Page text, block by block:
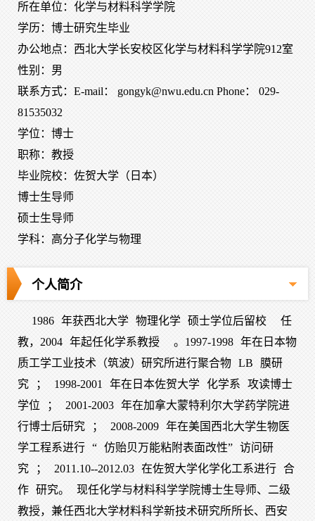
所在单位：化学与材料科学学院
学历：博士研究生毕业
办公地点：西北大学长安校区化学与材料科学学院912室
性别：男
联系方式：E-mail： gongyk@nwu.edu.cn Phone： 029-
81535032
学位：博士
职称：教授
毕业院校：佐贺大学（日本）
博士生导师
硕士生导师
学科：高分子化学与物理
个人简介
1986 年获西北大学 物理化学 硕士学位后留校
任
教， 2004 年起任化学系教授 。 1997-1998 年在日本物
质工学工业技术（筑波）研究所进行聚合物 LB
膜研
究
； 1998-2001 年在日本佐贺大学 化学系
攻读博士
学位
； 2001-2003 年在加拿大蒙特利尔大学药学院进
行博士后研究
； 2008-2009 年在美国西北大学生物医
学工程系进行 “ 仿贻贝万能粘附表面改性” 访问研
究
； 2011.10--2012.03 在佐贺大学化学化工系进行 合
作 研究。
现任化学与材料科学学院博士生导师、二级
教授，兼任西北大学材料科学新技术研究所所长、西安